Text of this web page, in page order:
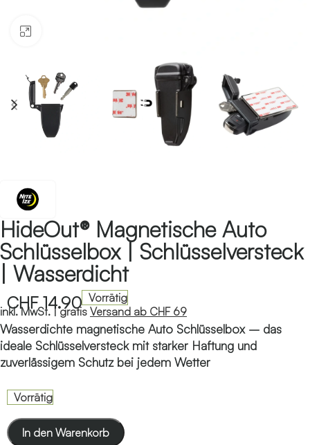
HideOut® Magnetische Auto
Schlüsselbox | Schlüsselversteck
| Wasserdicht
CHF14.90 Vorrätig
inkl. MwSt. |gratis Versand ab CHF 69
Wasserdichte magnetische Auto Schlüsselbox – das
ideale Schlüsselversteck mit starker Haftung und
zuverlässigem Schutz bei jedem Wetter
Vorrätig
In den Warenkorb